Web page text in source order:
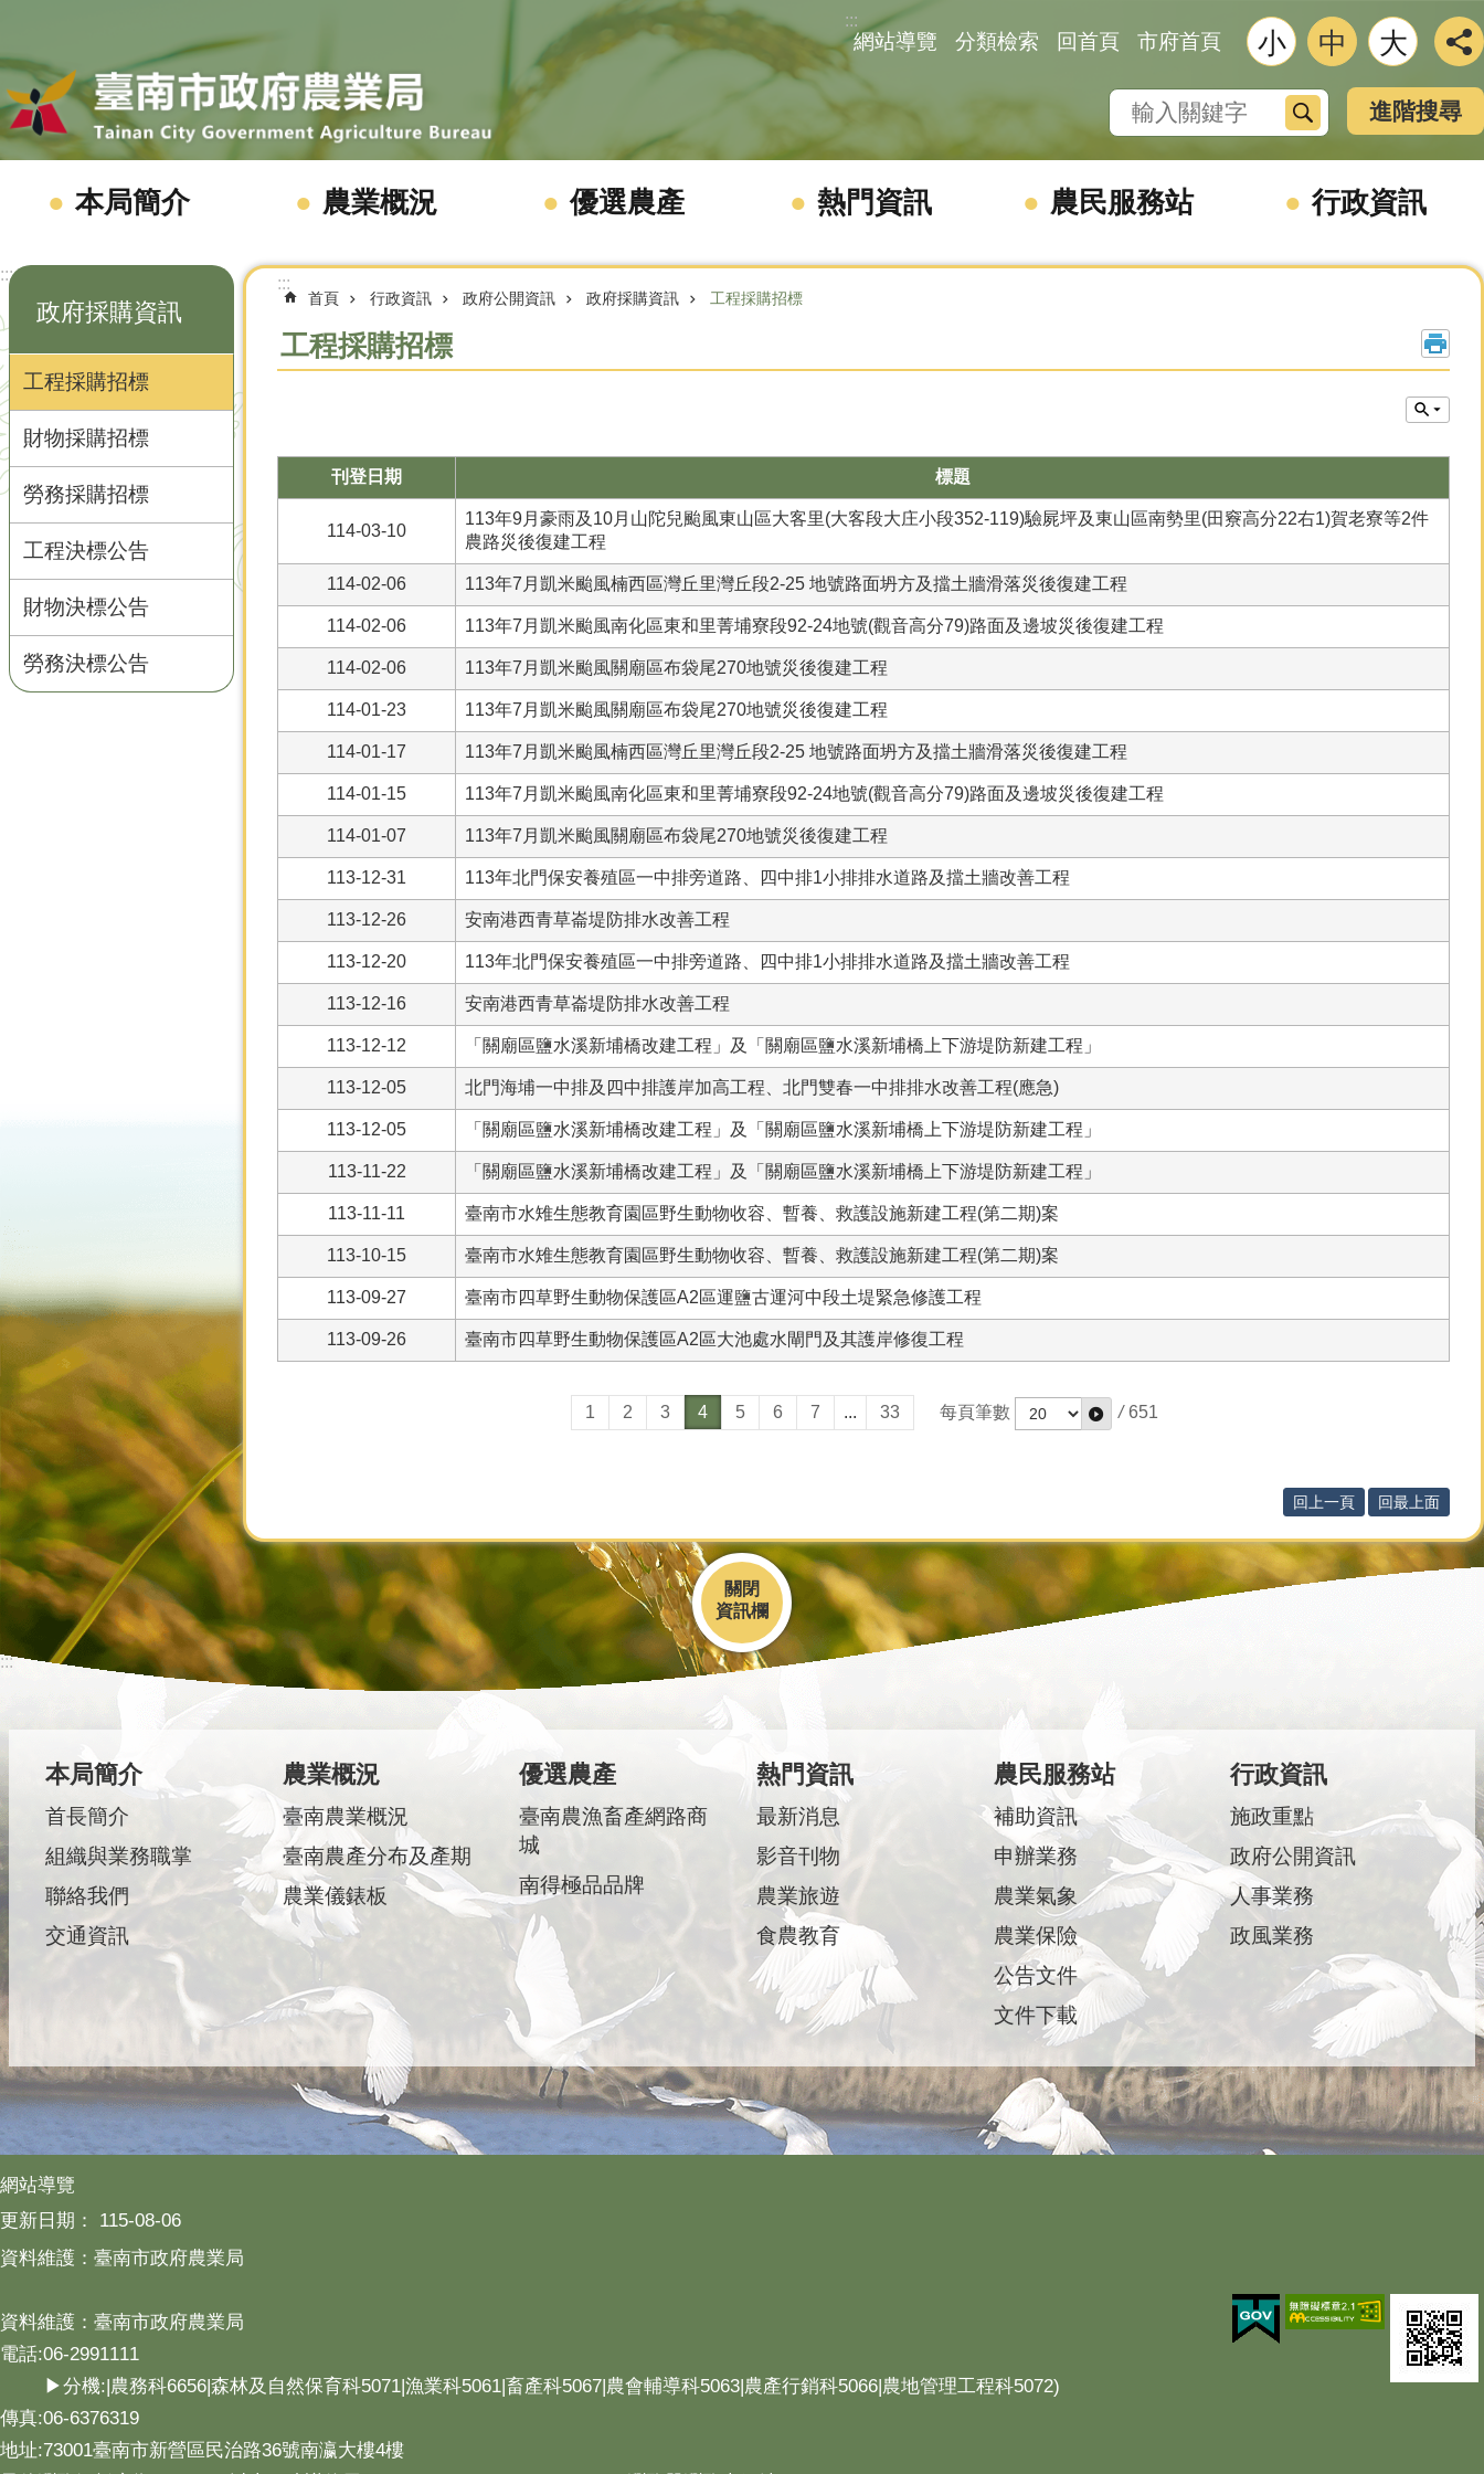
:::
網站導覽 分類檢索 回首頁 市府首頁 小 中 大
搜尋 進階搜尋
本局簡介 農業概況 優選農產 熱門資訊 農民服務站 行政資訊
:::
政府採購資訊
工程採購招標
財物採購招標
勞務採購招標
工程決標公告
財物決標公告
勞務決標公告
:::
首頁 行政資訊 政府公開資訊 政府採購資訊 工程採購招標
工程採購招標
刊登日期 標題
114-03-10
113年9月豪雨及10月山陀兒颱風東山區大客里(大客段大庄小段352-119)驗屍坪及東山區南勢里(田竂高分22右1)賀老寮等2件
農路災後復建工程
114-02-06 113年7月凱米颱風楠西區灣丘里灣丘段2-25 地號路面坍方及擋土牆滑落災後復建工程
114-02-06 113年7月凱米颱風南化區東和里菁埔寮段92-24地號(觀音高分79)路面及邊坡災後復建工程
114-02-06 113年7月凱米颱風關廟區布袋尾270地號災後復建工程
114-01-23 113年7月凱米颱風關廟區布袋尾270地號災後復建工程
114-01-17 113年7月凱米颱風楠西區灣丘里灣丘段2-25 地號路面坍方及擋土牆滑落災後復建工程
114-01-15 113年7月凱米颱風南化區東和里菁埔寮段92-24地號(觀音高分79)路面及邊坡災後復建工程
114-01-07 113年7月凱米颱風關廟區布袋尾270地號災後復建工程
113-12-31 113年北門保安養殖區一中排旁道路、四中排1小排排水道路及擋土牆改善工程
113-12-26 安南港西青草崙堤防排水改善工程
113-12-20 113年北門保安養殖區一中排旁道路、四中排1小排排水道路及擋土牆改善工程
113-12-16 安南港西青草崙堤防排水改善工程
113-12-12 「關廟區鹽水溪新埔橋改建工程」及「關廟區鹽水溪新埔橋上下游堤防新建工程」
113-12-05 北門海埔一中排及四中排護岸加高工程、北門雙春一中排排水改善工程(應急)
113-12-05 「關廟區鹽水溪新埔橋改建工程」及「關廟區鹽水溪新埔橋上下游堤防新建工程」
113-11-22 「關廟區鹽水溪新埔橋改建工程」及「關廟區鹽水溪新埔橋上下游堤防新建工程」
113-11-11 臺南市水雉生態教育園區野生動物收容、暫養、救護設施新建工程(第二期)案
113-10-15 臺南市水雉生態教育園區野生動物收容、暫養、救護設施新建工程(第二期)案
113-09-27 臺南市四草野生動物保護區A2區運鹽古運河中段土堤緊急修護工程
113-09-26 臺南市四草野生動物保護區A2區大池處水閘門及其護岸修復工程
1 2 3 4 5 6 7 ... 33 每頁筆數 / 651
回上一頁 回最上面
關閉
:::
本局簡介
首長簡介
組織與業務職掌
聯絡我們
交通資訊
農業概況
臺南農業概況
臺南農產分布及產期
農業儀錶板
優選農產
臺南農漁畜產網路商
城
南得極品品牌
熱門資訊
最新消息
影音刊物
農業旅遊
食農教育
農民服務站
補助資訊
申辦業務
農業氣象
農業保險
公告文件
文件下載
行政資訊
施政重點
政府公開資訊
人事業務
政風業務
網站導覽
更新日期：
115-08-06
資料維護：臺南市政府農業局
資料維護：臺南市政府農業局
電話:06-2991111
▶分機:|農務科6656|森林及自然保育科5071|漁業科5061|畜產科5067|農會輔導科5063|農產行銷科5066|農地管理工程科5072)
傳真:06-6376319
地址:73001臺南市新營區民治路36號南瀛大樓4樓